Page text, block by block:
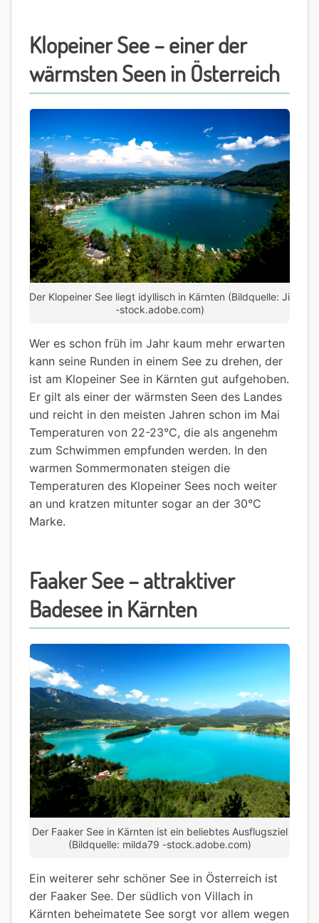
Klopeiner See – einer der
wärmsten Seen in Österreich
Der Klopeiner See liegt idyllisch in Kärnten (Bildquelle: Ji
-stock.adobe.com)
Wer es schon früh im Jahr kaum mehr erwarten
kann seine Runden in einem See zu drehen, der
ist am Klopeiner See in Kärnten gut aufgehoben.
Er gilt als einer der wärmsten Seen des Landes
und reicht in den meisten Jahren schon im Mai
Temperaturen von 22-23°C, die als angenehm
zum Schwimmen empfunden werden. In den
warmen Sommermonaten steigen die
Temperaturen des Klopeiner Sees noch weiter
an und kratzen mitunter sogar an der 30°C
Marke.
Faaker See – attraktiver
Badesee in Kärnten
Der Faaker See in Kärnten ist ein beliebtes Ausflugsziel
(Bildquelle: milda79 -stock.adobe.com)
Ein weiterer sehr schöner See in Österreich ist
der Faaker See. Der südlich von Villach in
Kärnten beheimatete See sorgt vor allem wegen